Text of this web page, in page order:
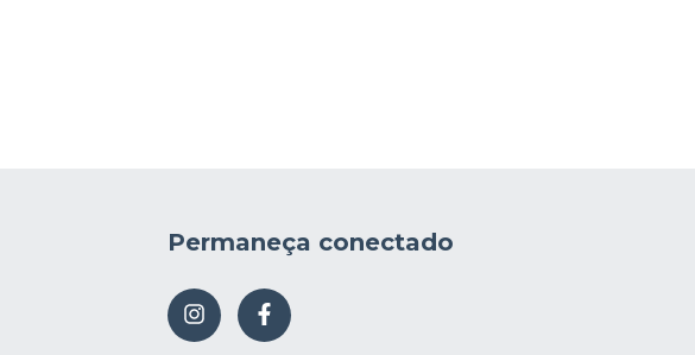
Permaneça conectado